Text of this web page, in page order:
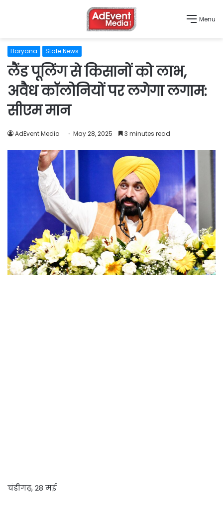
Menu
Haryana State News
लैंड पूलिंग से किसानों को लाभ,
अवैध कॉलोनियों पर लगेगा लगाम:
सीएम मान
AdEvent Media May 28, 2025 3 minutes read
चंडीगढ़, 28 मई